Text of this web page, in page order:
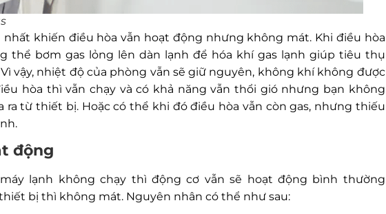
khiến điều hòa vẫn hoạt động nhưng không mát. Khi điều hòa
thể bơm gas lỏng lên dàn lạnh để hóa khí gas lạnh giúp tiêu thụ
vậy, nhiệt độ của phòng vẫn sẽ giữ nguyên, không khí không được
hòa thì vẫn chạy và có khả năng vẫn thổi gió nhưng bạn không
ra từ thiết bị. Hoặc có thể khi đó điều hòa vẫn còn gas, nhưng thiếu
động
lạnh không chạy thì động cơ vẫn sẽ hoạt động bình thường
bị thì không mát. Nguyên nhân có thể như sau: